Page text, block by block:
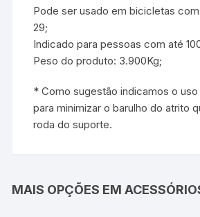
Pode ser usado em bicicletas com
29;
Indicado para pessoas com até
Peso do produto: 3.900Kg;
* Como sugestão indicamos o
para minimizar o barulho do atrito
roda do suporte.
MAIS OPÇÕES EM